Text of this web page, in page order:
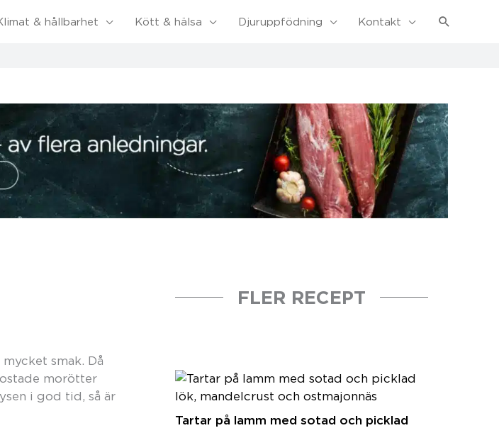
& hållbarhet Kött & hälsa Djuruppfödning Kontakt Sök
smak. Då
morötter
i god tid, så är
FLER RECEPT
Tartar på lamm med sotad och picklad